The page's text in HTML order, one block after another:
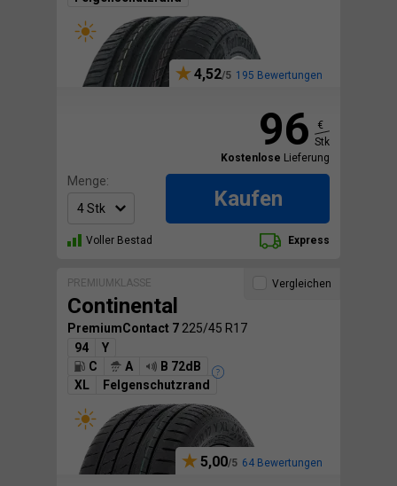
4,52 195 Bewertungen
96
€
Stk
Kostenlose Lieferung
Menge:
Kaufen
Voller Bestad Express
PREMIUMKLASSE
Continental
PremiumContact 7 225/45 R17
94
Y
C
A
B 72dB
XL
Felgenschutzrand
5,00 64 Bewertungen
Vergleichen